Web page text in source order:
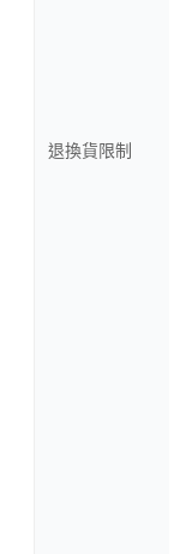
退換貨限制